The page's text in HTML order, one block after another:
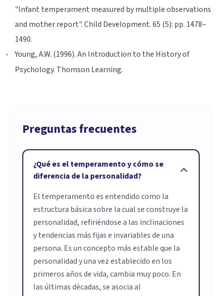
"Infant temperament measured by multiple observations
and mother report". Child Development. 65 (5): pp. 1478–
1490.
Young, A.W. (1996). An Introduction to the History of
Psychology. Thomson Learning.
Preguntas frecuentes
¿Qué es el temperamento y cómo se
diferencia de la personalidad?
El temperamento es entendido como la
estructura básica sobre la cual se construye la
personalidad, refiriéndose a las inclinaciones
y tendencias más fijas e invariables de una
persona. Es un concepto más estable que la
personalidad y una vez establecido en los
primeros años de vida, cambia muy poco. En
las últimas décadas, se asocia al